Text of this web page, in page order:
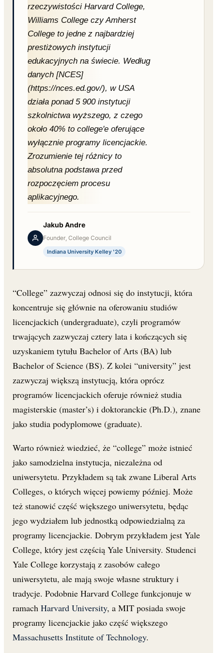
Common App krok po kroku: poradnik 2026
złożenie aplikacji.
Need-blind vs Need-aware dla Polaków
Stypendia · 10 min · 9 432 wyświetleń — jak polityka finansowa uczelni wpływa na
rzeczywistości Harvard College,
Williams College czy Amherst
College to jedne z najbardziej
prestiżowych instytucji
edukacyjnych na świecie. Według
danych [NCES]
(https://nces.ed.gov/), w USA
działa ponad 5 900 instytucji
szkolnictwa wyższego, z czego
około 40% to college'e oferujące
wyłącznie programy licencjackie.
Zrozumienie tej różnicy to
absolutna podstawa przed
rozpoczęciem procesu
aplikacyjnego.
Jakub Andre
Founder, College Council
Indiana University Kelley '20
“College” zazwyczaj odnosi się do instytucji, która
koncentruje się głównie na oferowaniu studiów
licencjackich (undergraduate), czyli programów
trwających zazwyczaj cztery lata i kończących się
uzyskaniem tytułu Bachelor of Arts (BA) lub
Bachelor of Science (BS). Z kolei “university” jest
zazwyczaj większą instytucją, która oprócz
programów licencjackich oferuje również studia
magisterskie (master’s) i doktoranckie (Ph.D.), znane
jako studia podyplomowe (graduate).
Warto również wiedzieć, że “college” może istnieć
jako samodzielna instytucja, niezależna od
uniwersytetu. Przykładem są tak zwane Liberal Arts
Colleges, o których więcej powiemy później. Może
też stanowić część większego uniwersytetu, będąc
jego wydziałem lub jednostką odpowiedzialną za
programy licencjackie. Dobrym przykładem jest Yale
College, który jest częścią Yale University. Studenci
Yale College korzystają z zasobów całego
uniwersytetu, ale mają swoje własne struktury i
tradycje. Podobnie Harvard College funkcjonuje w
ramach Harvard University, a MIT posiada swoje
programy licencjackie jako część większego
Massachusetts Institute of Technology.